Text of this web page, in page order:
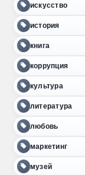
искусство
история
книга
коррупция
культура
литература
любовь
маркетинг
музей